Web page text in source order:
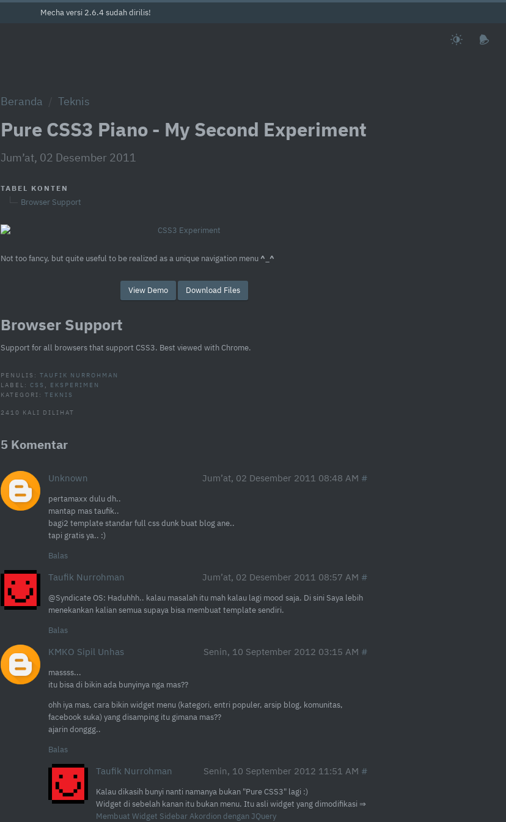
Mecha versi 2.6.4 sudah dirilis!
Beranda Teknis
Pure CSS3 Piano - My Second Experiment
Jum’at, 02 Desember 2011
TABEL KONTEN
Browser Support
Not too fancy, but quite useful to be realized as a unique navigation menu^_^
View Demo Download Files
Browser Support
Support for all browsers that support CSS3. Best viewed with Chrome.
PENULIS: TAUFIK NURROHMAN
LABEL: CSS , EKSPERIMEN
KATEGORI: TEKNIS
2410 KALI DILIHAT
5 Komentar
Unknown Jum’at, 02 Desember 2011 08:48 AM
pertamaxx dulu dh..
mantap mas taufik..
bagi2 template standar full css dunk buat blog ane..
tapi gratis ya.. :)
Balas
Taufik Nurrohman Jum’at, 02 Desember 2011 08:57 AM
@Syndicate OS: Haduhhh.. kalau masalah itu mah kalau lagi mood saja. Di sini Saya lebih
menekankan kalian semua supaya bisa membuat template sendiri.
Balas
KMKO Sipil Unhas Senin, 10 September 2012 03:15 AM
massss...
itu bisa di bikin ada bunyinya nga mas??
ohh iya mas, cara bikin widget menu (kategori, entri populer, arsip blog, komunitas,
facebook suka) yang disamping itu gimana mas??
ajarin donggg..
Balas
Taufik Nurrohman Senin, 10 September 2012 11:51 AM
Kalau dikasih bunyi nanti namanya bukan "Pure CSS3" lagi :)
Widget di sebelah kanan itu bukan menu. Itu asli widget yang dimodifikasi ⇒
Membuat Widget Sidebar Akordion dengan JQuery